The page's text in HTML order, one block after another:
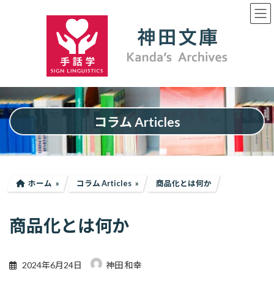
ッ
プ
移
動
コラム Articles
ホーム コラム Articles 商品化とは何か
商品化とは何か
2024年6月24日 神田 和幸